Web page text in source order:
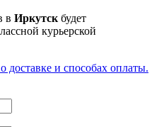
в Иркутскбудет
курьерской
и способах оплаты.